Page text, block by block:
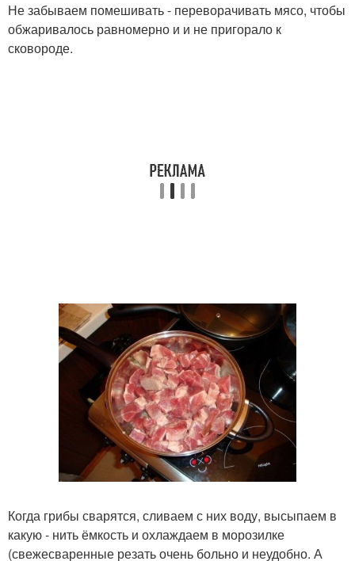
Не забываем помешивать - переворачивать мясо, чтобы
обжаривалось равномерно и и не пригорало к
сковороде.
Когда грибы сварятся, сливаем с них воду, высыпаем в
какую - нить ёмкость и охлаждаем в морозилке
(свежесваренные резать очень больно и неудобно. А